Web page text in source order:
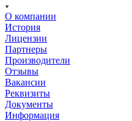
О компании
История
Лицензии
Партнеры
Производители
Отзывы
Вакансии
Реквизиты
Документы
Информация